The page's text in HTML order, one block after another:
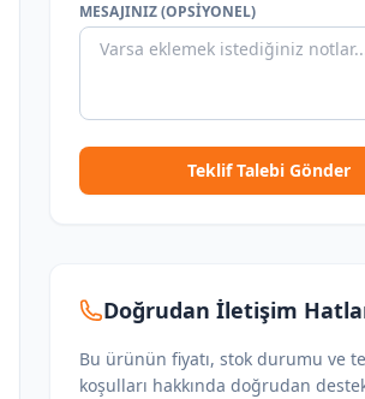
MESAJINIZ (OPSIYONEL)
Teklif Talebi Gönder
Doğrudan İletişim
Bu ürünün fiyatı, stok durumu ve
koşulları hakkında doğrudan